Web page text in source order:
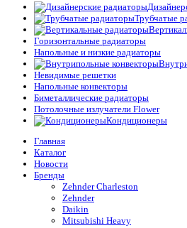
Трубчатые
Горизонтальные радиаторы
Напольные и низкие радиаторы
Невидимые решетки
Напольные конвекторы
Биметаллические радиаторы
Потолочные излучатели Flower
Кондиционеры
Главная
Каталог
Новости
Бренды
Zehnder Charleston
Zehnder
Daikin
Mitsubishi Heavy